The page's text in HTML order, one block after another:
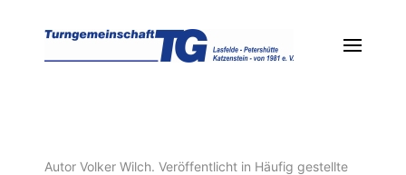
Autor Volker Wilch. Veröffentlicht in Häufig gestellte